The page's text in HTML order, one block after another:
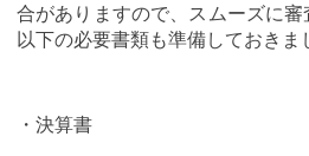
合がありますので、スムーズに
以下の必要書類も準備しておきま
・決算書